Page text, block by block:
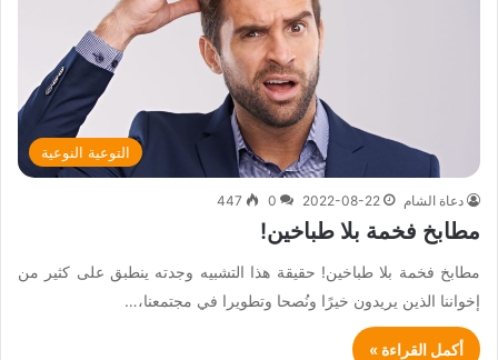
التوعية النوعية
دعاة الشام 2022-08-22
0
447
مطابخ فخمة بلا طباخين!
مطابخ فخمة بلا طباخين! حقيقة هذا التشبيه وجدته ينطبق على كثير من
إخواننا الذين يريدون خيرًا ونُصحا وتطويرا في مجتمعنا،…
أكمل القراءة »